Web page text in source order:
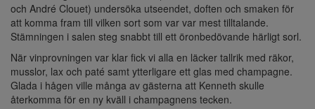
och André Clouet) undersöka utseendet, doften och smaken för
att komma fram till vilken sort som var var mest tilltalande.
Stämningen i salen steg snabbt till ett öronbedövande härligt sorl.
När vinprovningen var klar fick vi alla en läcker tallrik med räkor,
musslor, lax och paté samt ytterligare ett glas med champagne.
Glada i hågen ville många av gästerna att Kenneth skulle
återkomma för en ny kväll i champagnens tecken.